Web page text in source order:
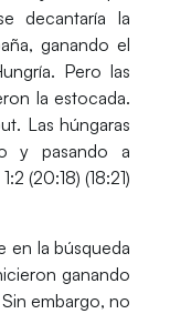
decantaría la
ganando el
Pero las
la estocada.
Las húngaras
y pasando a
(20:18) (18:21)
en la búsqueda
ganando
embargo, no